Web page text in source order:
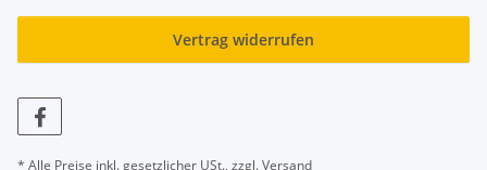
Vertrag widerrufen
* Alle Preise inkl. gesetzlicher USt., zzgl.Versand